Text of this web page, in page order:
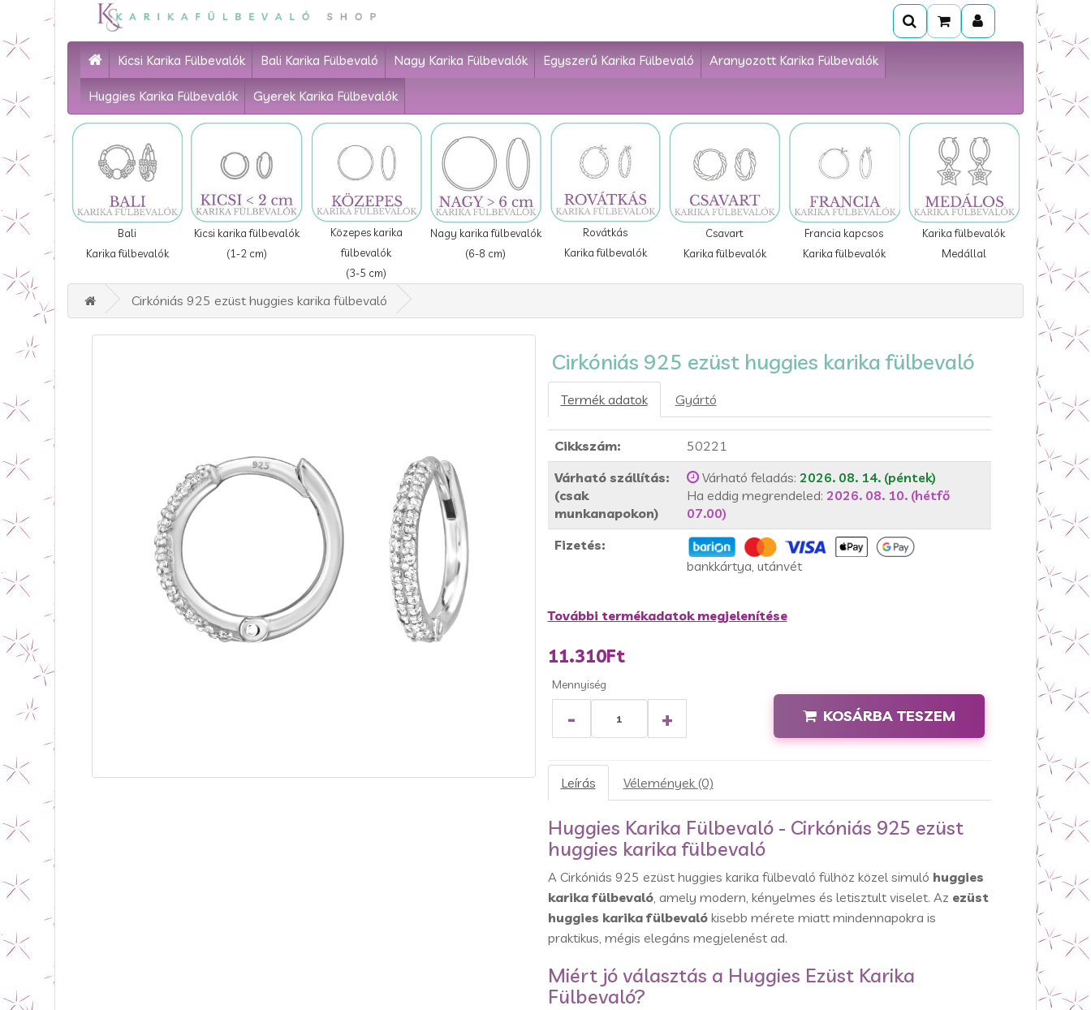
Kicsi Karika Fülbevalók Bali Karika Fülbevaló Nagy Karika Fülbevalók Egyszerű Karika Fülbevaló Aranyozott Karika Fülbevalók
Huggies Karika Fülbevalók Gyerek Karika Fülbevalók
Bali
Karika fülbevalók
Kicsi karika fülbevalók
(1-2 cm)
Közepes karika
fülbevalók
(3-5 cm)
Nagy karika fülbevalók
(6-8 cm)
Rovátkás
Karika fülbevalók
Csavart
Karika fülbevalók
Francia kapcsos
Karika fülbevalók
Karika fülbevalók
Medállal
Cirkóniás 925 ezüst huggies karika fülbevaló
Cirkóniás 925 ezüst huggies karika fülbevaló
Termék adatok Gyártó
Cikkszám:
50221
Várható szállítás:
(csak
munkanapokon)
Várható feladás: 2026. 08. 14. (péntek)
Ha eddig megrendeled: 2026. 08. 10. (hétfő
07.00)
Fizetés:
bankkártya, utánvét
További termékadatok megjelenítése
11.310Ft
Mennyiség
- + KOSÁRBA TESZEM
Leírás Vélemények (0)
Huggies Karika Fülbevaló - Cirkóniás 925 ezüst
huggies karika fülbevaló
A Cirkóniás 925 ezüst huggies karika fülbevaló fülhöz közel simuló huggies
karika fülbevaló, amely modern, kényelmes és letisztult viselet. Az ezüst
huggies karika fülbevalókisebb mérete miatt mindennapokra is
praktikus, mégis elegáns megjelenést ad.
Miért jó választás a Huggies Ezüst Karika
Fülbevaló?